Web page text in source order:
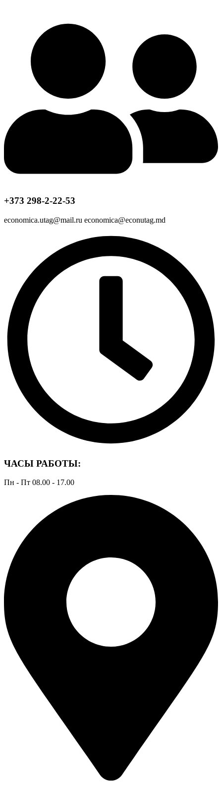
+373 298-2-22-53
economica.utag@mail.ru economica@econutag.md
ЧАСЫ РАБОТЫ:
Пн - Пт 08.00 - 17.00